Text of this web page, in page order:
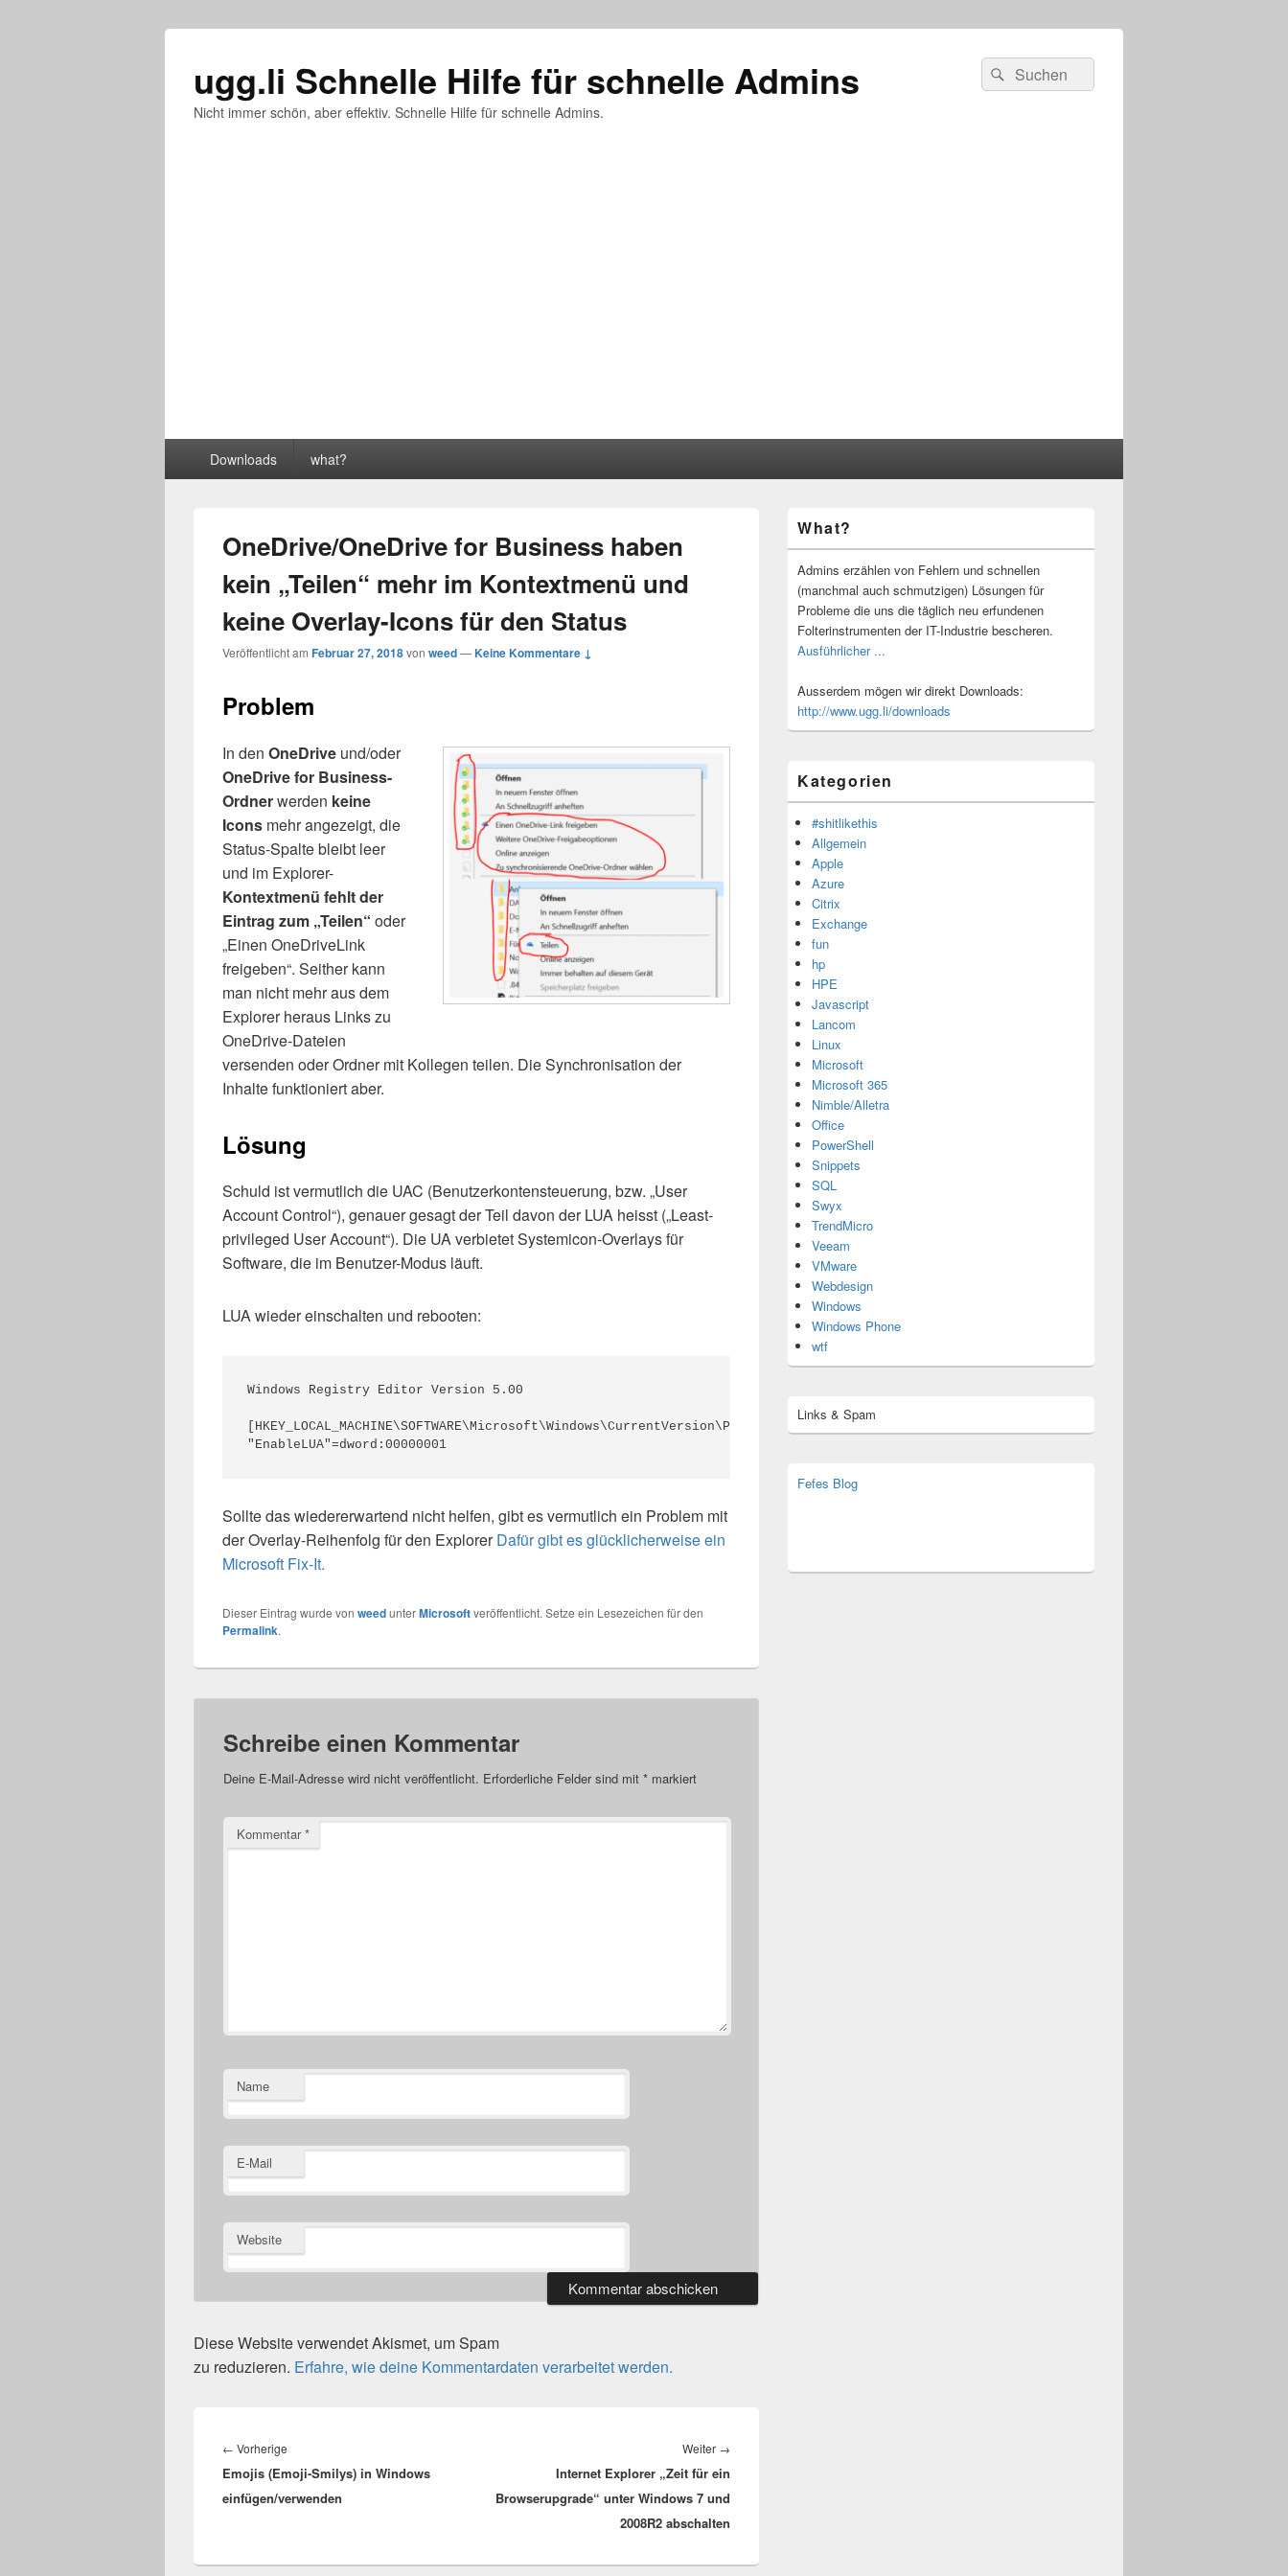
ugg.li Schnelle Hilfe für schnelle Admins
Nicht immer schön, aber effektiv. Schnelle Hilfe für schnelle Admins.
Suchen
nach:
Suchen
Downloads what?
OneDrive/OneDrive for Business haben
kein „Teilen“ mehr im Kontextmenü und
keine Overlay-Icons für den Status
Veröffentlicht am Februar 27, 2018von weed—Keine Kommentare ↓
Problem
In den OneDrive und/oder
OneDrive for Business-
Ordnerwerden keine
Icons mehr angezeigt, die
Status-Spalte bleibt leer
und im Explorer-
Kontextmenü fehlt der
Eintrag zum „Teilen“ oder
„Einen OneDriveLink
freigeben“. Seither kann
man nicht mehr aus dem
Explorer heraus Links zu
OneDrive-Dateien
versenden oder Ordner mit Kollegen teilen. Die Synchronisation der
Inhalte funktioniert aber.
Lösung
Schuld ist vermutlich die UAC (Benutzerkontensteuerung, bzw. „User
Account Control“), genauer gesagt der Teil davon der LUA heisst („Least-
privileged User Account“). Die UA verbietet Systemicon-Overlays für
Software, die im Benutzer-Modus läuft.
LUA wieder einschalten und rebooten:
Windows Registry Editor Version 5.00
[HKEY_LOCAL_MACHINE\SOFTWARE\Microsoft\Windows\CurrentVersion\Policies\System]
"EnableLUA"=dword:00000001
Sollte das wiedererwartend nicht helfen, gibt es vermutlich ein Problem mit
der Overlay-Reihenfolg für den ExplorerDafür gibt es glücklicherweise ein
Microsoft Fix-It.
Dieser Eintrag wurde von weedunterMicrosoftveröffentlicht. Setze ein Lesezeichen für den
Permalink.
Schreibe einen Kommentar
Deine E-Mail-Adresse wird nicht veröffentlicht. Erforderliche Felder sind mit * markiert
Kommentar*
Name
E-Mail
Website
Diese Website verwendet Akismet, um Spam
zu reduzieren. Erfahre, wie deine Kommentardaten verarbeitet werden.
← Vorherige
Beitrag:
Emojis (Emoji-Smilys) in Windows
einfügen/verwenden
Weiter →
Internet Explorer „Zeit für ein
Browserupgrade“ unter Windows 7 und
2008R2 abschalten
Seitenleisten-
Widgetbereich
What?
Admins erzählen von Fehlern und schnellen
(manchmal auch schmutzigen) Lösungen für
Probleme die uns die täglich neu erfundenen
Folterinstrumenten der IT-Industrie bescheren.
Ausführlicher ...
Ausserdem mögen wir direkt Downloads:
http://www.ugg.li/downloads
Kategorien
#shitlikethis
Allgemein
Apple
Azure
Citrix
Exchange
fun
hp
HPE
Javascript
Lancom
Linux
Microsoft
Microsoft 365
Nimble/Alletra
Office
PowerShell
Snippets
SQL
Swyx
TrendMicro
Veeam
VMware
Webdesign
Windows
Windows Phone
wtf
Links & Spam
Fefes Blog